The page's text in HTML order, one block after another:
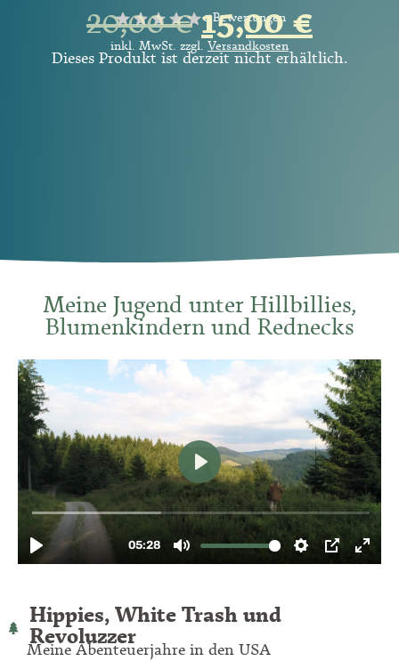
0 Bewertungen
20,00€ 15,00€
inkl. MwSt. zzgl. Versandkosten
Dieses Produkt ist derzeit nicht erhältlich.
Meine Jugend unter Hillbillies,
Blumenkindern und Rednecks
Hippies, White Trash und
Revoluzzer
Meine Abenteuerjahre in den USA